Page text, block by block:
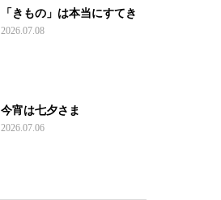
「きもの」は本当にすてき
2026.07.08
今宵は七夕さま
2026.07.06